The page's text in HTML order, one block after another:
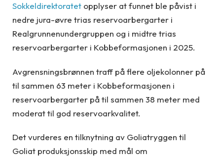
Sokkeldirektoratet opplyser at funnet ble påvist i
nedre jura-øvre trias reservoarbergarter i
Realgrunnenundergruppen og i midtre trias
reservoarbergarter i Kobbeformasjonen i 2025.
Avgrensningsbrønnen traff på flere oljekolonner på
til sammen 63 meter i Kobbeformasjonen i
reservoarbergarter på til sammen 38 meter med
moderat til god reservoarkvalitet.
Det vurderes en tilknytning av Goliatryggen til
Goliat produksjonsskip med mål om